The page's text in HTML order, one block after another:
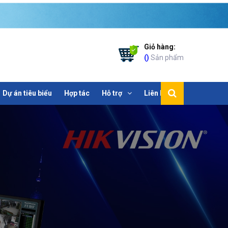
Giỏ hàng:
() Sản phẩm
Dự án tiêu biểu Hợp tác Hỗ trợ Liên hệ